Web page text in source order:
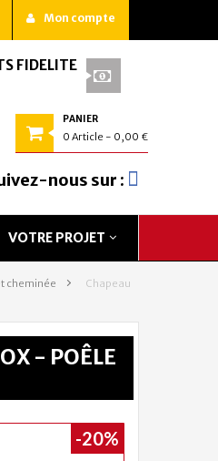
Mon compte
FIDÉLITÉ
PANIER
0 Article - 0,00 €
nous sur :
VOTRE PROJET
cheminée >
Chapeau
- POÊLE
-20%